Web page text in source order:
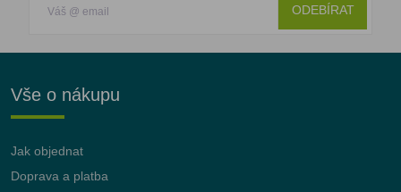
ODEBÍRAT
Vše o nákupu
Jak objednat
Doprava a platba